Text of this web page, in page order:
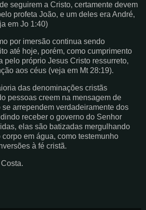
seguirem a Cristo, certamente devem
profeta João, e um deles era André,
em Jo 1:40)
por imersão continua sendo
até hoje, porém, como cumprimento
pelo próprio Jesus Cristo ressurreto,
aos céus (veja em Mt 28:19).
das denominações cristãs
pessoas creem na mensagem de
arrependem verdadeiramente dos
receber o governo do Senhor
elas são batizadas mergulhando
em água, como testemunho
à fé cristã.